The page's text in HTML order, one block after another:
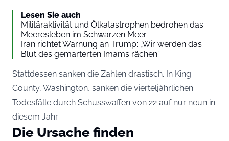
Lesen Sie auch
Militäraktivität und Ölkatastrophen bedrohen das
Meeresleben im Schwarzen Meer
Iran richtet Warnung an Trump: „Wir werden das
Blut des gemarterten Imams rächen“
Stattdessen sanken die Zahlen drastisch. In King
County, Washington, sanken die vierteljährlichen
Todesfälle durch Schusswaffen von 22 auf nur neun in
diesem Jahr.
Die Ursache finden